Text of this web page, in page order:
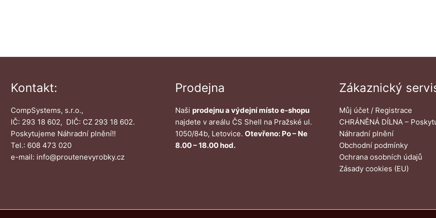
Kontakt:
CompSystems, s.r.o.,
IČ: 293 18 602, DIČ: CZ 293 18 602.
Poskytujeme Náhradní plnění!!
Tel.: 608 473 020
e-mail: info@proutenevyrobky.cz
Prodejna
Naši prodejnu a výdejní místo e-shopu
najdete v areálu ČS Shell na Pražské ul.
1050/84b, Letovice. Otevřeno: Po – Ne
8.00 – 18.00 hod.
Zákaznický
Můj účet / Registrace
CHRÁNĚNÁ DÍLNA –
Náhradní plnění
Obchodní podmínky
Ochrana osobních údajů
Zásady cookies (EU)